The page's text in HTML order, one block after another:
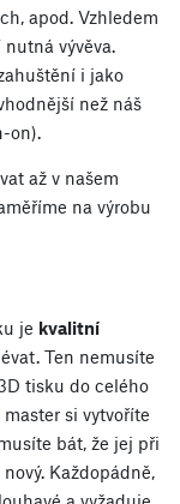
apod. Vzhledem
vývěva.
i jako
než náš
on).
až v našem
na výrobu
je kvalitní
Ten nemusíte
tisku do celého
si vytvoříte
bát, že jej při
Každopádně,